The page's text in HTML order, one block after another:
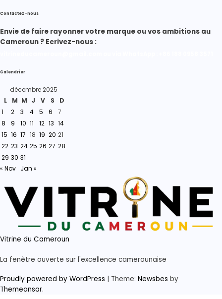
Contactez-nous
Envie de faire rayonner votre marque ou vos ambitions au
Cameroun ? Ecrivez-nous :
Calendrier
décembre 2025
L
M M J V S
D
1
2 3 4 5 6
7
8
9 10 11 12 13 14
15 16 17 18 19 20 21
22 23 24 25 26 27 28
29 30 31
« Nov Jan »
Vitrine du Cameroun
La fenêtre ouverte sur l'excellence camerounaise
Proudly powered by WordPress | Theme: Newsbes by
Themeansar.